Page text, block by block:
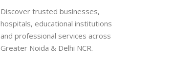
Discover trusted businesses,
hospitals, educational institutions
and professional services across
Greater Noida & Delhi NCR.